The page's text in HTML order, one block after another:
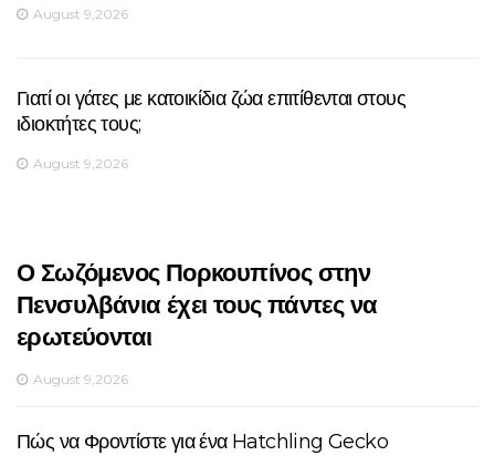
August 9,2026
Γιατί οι γάτες με κατοικίδια ζώα επιτίθενται στους
ιδιοκτήτες τους;
August 9,2026
Ο Σωζόμενος Πορκουπίνος στην
Πενσυλβάνια έχει τους πάντες να
ερωτεύονται
August 9,2026
Πώς να Φροντίστε για ένα Hatchling Gecko